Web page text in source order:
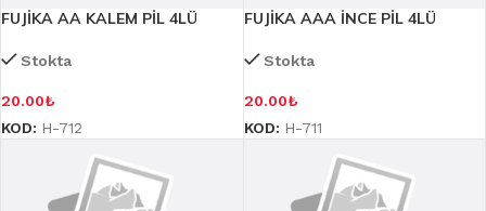
FUJİKA AA KALEM PİL 4LÜ
Stokta
20.00₺
KOD: H-712
FUJİKA AAA İNCE PİL 4LÜ
Stokta
20.00₺
KOD: H-711